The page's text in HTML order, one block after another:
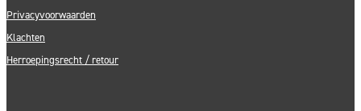
Privacyvoorwaarden
Klachten
Herroepingsrecht / retour